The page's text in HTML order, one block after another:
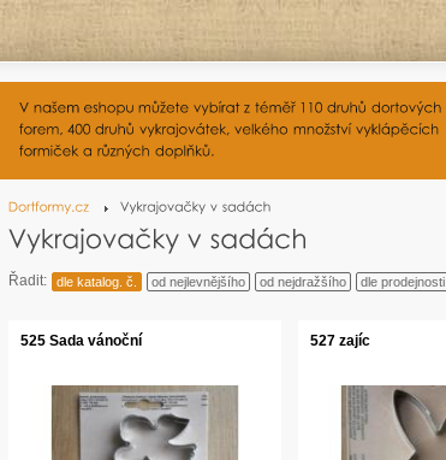
Řadit: dle katalog. č. od nejlevnějšího od nejdražšího dle prodejnosti
525 Sada vánoční 527 zajíc